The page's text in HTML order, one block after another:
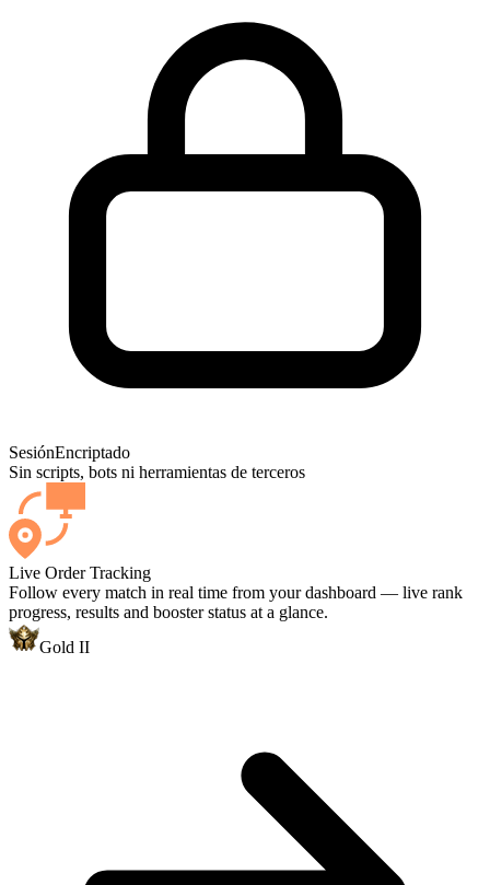
SesiónEncriptado
Sin scripts, bots ni herramientas de terceros
Live Order Tracking
Follow every match in real time from your dashboard — live rank
progress, results and booster status at a glance.
Gold II